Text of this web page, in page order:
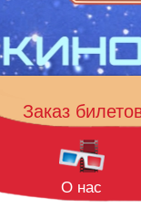
Заказ
О нас